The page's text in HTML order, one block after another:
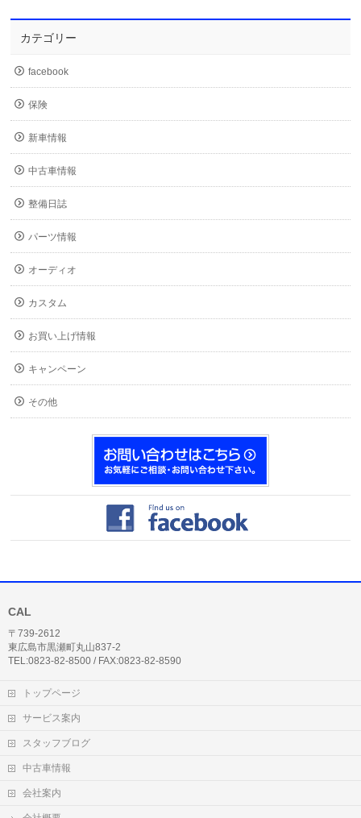
カテゴリー
facebook
保険
新車情報
中古車情報
整備日誌
パーツ情報
オーディオ
カスタム
お買い上げ情報
キャンペーン
その他
CAL
〒739-2612
東広島市黒瀬町丸山837-2
TEL:0823-82-8500 / FAX:0823-82-8590
トップページ
サービス案内
スタッフブログ
中古車情報
会社案内